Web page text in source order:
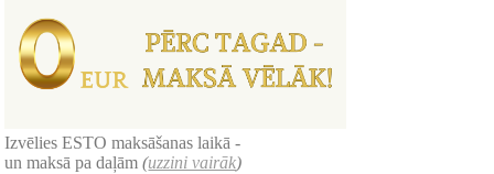
Izvēlies ESTO maksāšanas laikā -
un maksā pa daļām(uzzini vairāk)